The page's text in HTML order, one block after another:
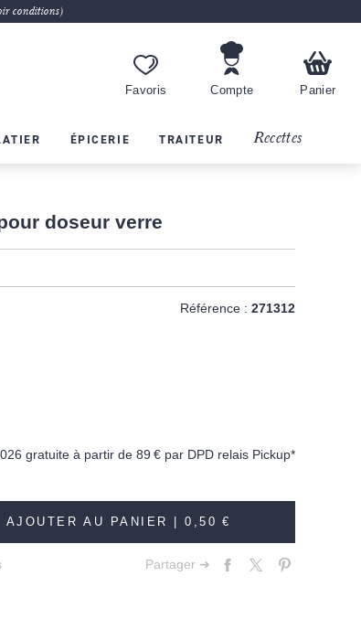
conditions)
Favoris Compte Panier
ÉPICERIE TRAITEUR Recettes
doseur verre
Référence : 271312
gratuite à partir de 89 € par DPD relais Pickup*
AJOUTER AU PANIER |0,50 €
Partager ➔